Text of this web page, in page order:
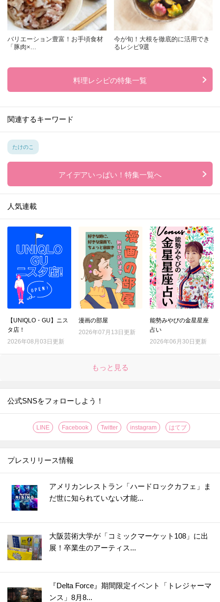
バリエーション豊富！お手頃食材
「豚肉×...
今が旬！大根を徹底的に活用でき
るレシピ9選
料理レシピの特集一覧
関連するキーワード
たけのこ
アイデアいっぱい！特集一覧へ
人気連載
【UNIQLO・GU】ニス
タ店！
2026年08月03日更新
漫画の部屋
2026年07月13日更新
能勢みやびの金星星座
占い
2026年06月30日更新
もっと見る
公式SNSをフォローしよう！
LINE Facebook Twitter instagram はてブ
プレスリリース情報
アメリカンレストラン「ハードロックカフェ」ま
だ世に知られていない才能...
大阪芸術大学が「コミックマーケット108」に出
展！卒業生のアーティス...
『Delta Force』期間限定イベント「トレジャーマ
ンス」8月8...